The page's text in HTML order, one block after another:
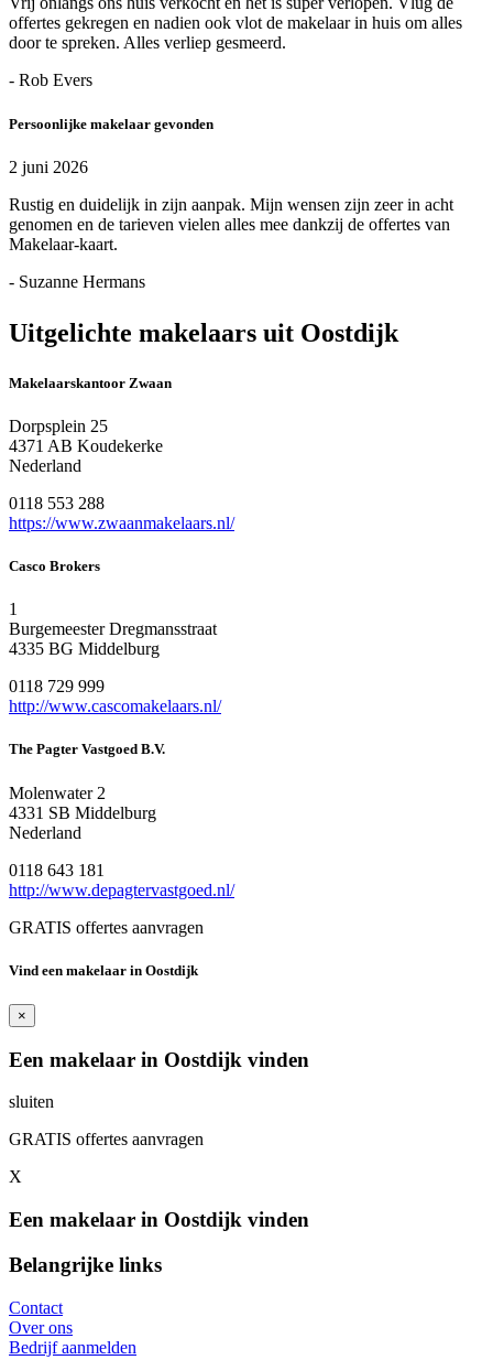
offertes gekregen en nadien ook vlot de makelaar in huis om alles
door te spreken. Alles verliep gesmeerd.
- Rob Evers
Persoonlijke makelaar gevonden
2 juni 2026
Rustig en duidelijk in zijn aanpak. Mijn wensen zijn zeer in acht
genomen en de tarieven vielen alles mee dankzij de offertes van
Makelaar-kaart.
- Suzanne Hermans
Uitgelichte makelaars uit Oostdijk
Makelaarskantoor Zwaan
Dorpsplein 25
4371 AB Koudekerke
Nederland
0118 553 288
https://www.zwaanmakelaars.nl/
Casco Brokers
1
Burgemeester Dregmansstraat
4335 BG Middelburg
0118 729 999
http://www.cascomakelaars.nl/
The Pagter Vastgoed B.V.
Molenwater 2
4331 SB Middelburg
Nederland
0118 643 181
http://www.depagtervastgoed.nl/
GRATIS offertes aanvragen
Vind een makelaar in Oostdijk
×
Een makelaar in Oostdijk vinden
sluiten
GRATIS offertes aanvragen
X
Een makelaar in Oostdijk vinden
Belangrijke links
Contact
Over ons
Bedrijf aanmelden